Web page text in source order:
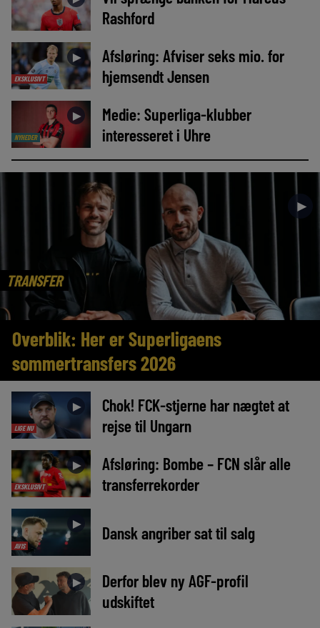
Rashford
EKSKLUSIVT
►
Afsløring: Afviser seks mio. for
hjemsendt Jensen
NYHEDER
►
Medie: Superliga-klubber
interesseret i Uhre
TRANSFER
►
Overblik: Her er Superligaens
sommertransfers 2026
LIGE NU
►
Chok! FCK-stjerne har nægtet at
rejse til Ungarn
EKSKLUSIVT
►
Afsløring: Bombe – FCN slår alle
transferrekorder
AVIS
► Dansk angriber sat til salg
►
Derfor blev ny AGF-profil
udskiftet